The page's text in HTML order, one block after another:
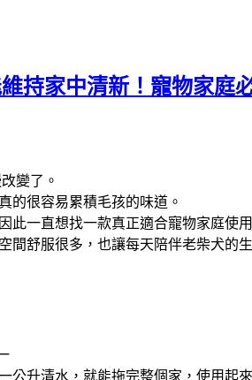
持家中清新！寵物家庭
變了。
的很容易累積毛孩的味道。
一直想找一款真正適合寵物家庭使
間舒服很多，也讓每天陪伴老柴犬的
公升清水，就能拖完整個家，使用起